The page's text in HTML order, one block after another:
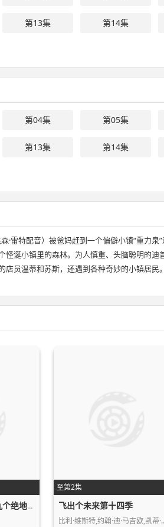
第13集 第14集
第04集 第05集
第13集 第14集
·雷特配音）被爸妈赶到一个偏僻小镇“重力
诞小镇里的森林。为人慎重、头脑聪明的
员温蒂和苏斯，还遇到各种奇妙的小镇居
星球大战：幻境—第九个绝地武士
至第2集
飞出个未来第十四季
比利·维斯特,约翰·迪·马吉欧,凯蒂